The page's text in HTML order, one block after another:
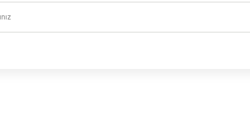
HAYAL ET - TASARLA - ÇALIŞTIR